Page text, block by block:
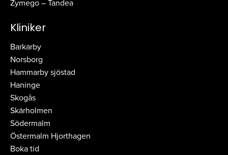
Zymego – Tandea
Kliniker
Barkarby
Norsborg
Hammarby sjöstad
Haninge
Skogås
Skärholmen
Södermalm
Östermalm Hjorthagen
Boka tid